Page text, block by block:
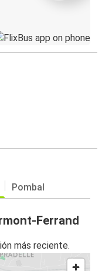
Pombal
Ferrand
más reciente.